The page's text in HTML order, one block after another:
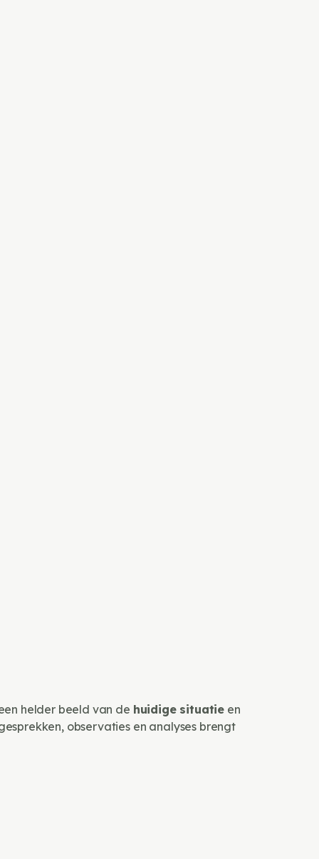
helder beeld van de huidige situatie en
observaties en analyses brengt